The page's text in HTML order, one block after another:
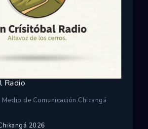
Radio
de Comunicación Chicangá
2026